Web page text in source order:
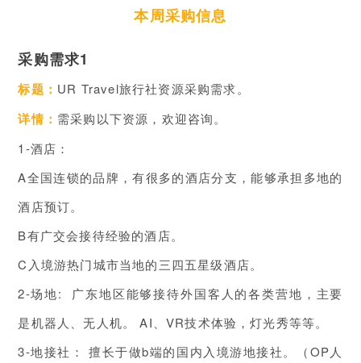
本周采购信息
采购需求1
标题： UR Travel旅行社资源采购需求。
详情： 需采购以下资源，欢迎咨询。
1-酒店：
A全国连锁的品牌，有很多的酒店分支，能够承担多地的
酒店预订。
B有广交会接待经验的酒店。
C入境游热门城市当地的三四五星级酒店。
2-场地: 广东地区能够接待外国客人的各类营地，主要
是机器人、无人机。 AI、VR技术体验，灯光秀等等。
3-地接社： 擅长于做b端的国内入境游地接社。（OP人